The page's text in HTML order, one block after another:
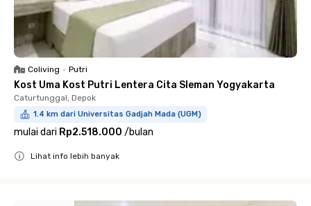
Coliving • Putri
Kost Uma Kost Putri Lentera Cita Sleman Yogyakarta
Caturtunggal, Depok
1.4 km dari Universitas Gadjah Mada (UGM)
mulai dari Rp2.518.000 /bulan
Lihat info lebih banyak